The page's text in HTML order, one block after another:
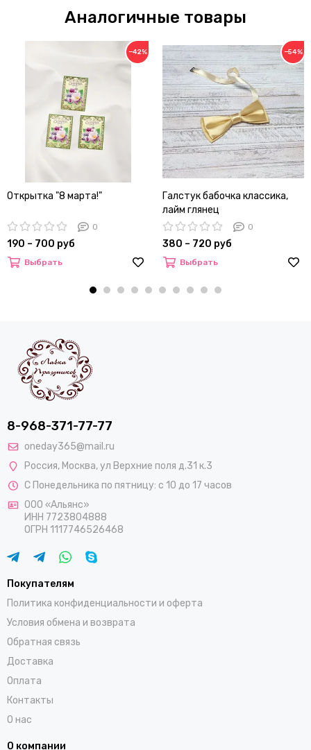
Аналогичные товары
−42%
Открытка "8 марта!"
0
190 – 700 руб
Выбрать
−54%
Галстук бабочка классика,
лайм глянец
0
380 – 720 руб
Выбрать
8-968-371-77-77
oneday365@mail.ru
Россия, Москва,ул Верхние поля д.31 к.3
С Понедельника по пятницу: с 10 до 17 часов
ООО «Альянс»
ИНН 7723804888
ОГРН 1117746526468
Покупателям
Политика конфиденциальности и оферта
Условия обмена и возврата
Обратная связь
Доставка
Оплата
Контакты
О нас
О компании